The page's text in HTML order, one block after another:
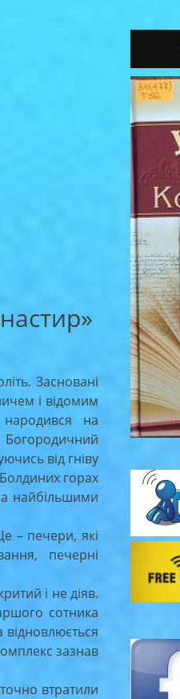
Засновані
і відомим
на
від гніву
горах
найбільшими
– печери, які
печерні
і не діяв.
сотника
зазнав
втратили